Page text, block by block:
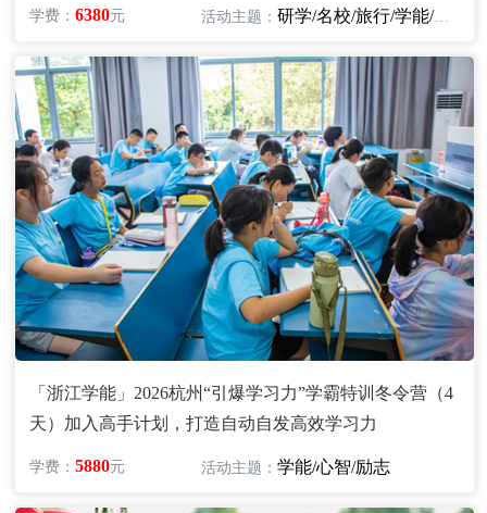
学费：6380元 活动主题：研学/名校/旅行/学能/科技
「浙江学能」2026杭州“引爆学习力”学霸特训冬令营（4
天）加入高手计划，打造自动自发高效学习力
学费：5880元 活动主题：学能/心智/励志